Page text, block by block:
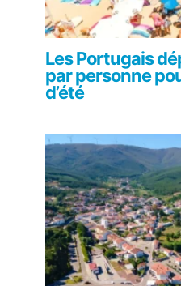
Les Portugais
par personne
d’été